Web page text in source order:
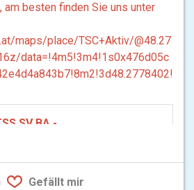
am besten finden Sie uns unter
maps/place/TSC+Aktiv/@48.27
data=!4m5!3m4!1s0x476d05c
SV BA -
informiert Sie hier über
über Übungs-, Unterrichts-
Gefällt mir